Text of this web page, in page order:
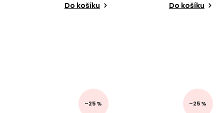
Do košíku Do košíku
–25 % –25 %